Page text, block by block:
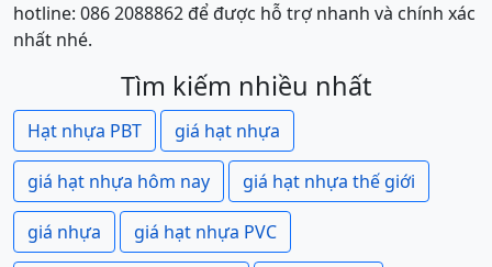
hotline: 086 2088862 để được hỗ trợ nhanh và chính xác
nhất nhé.
Tìm kiếm nhiều nhất
Hạt nhựa PBT giá hạt nhựa
giá hạt nhựa hôm nay giá hạt nhựa thế giới
giá nhựa giá hạt nhựa PVC